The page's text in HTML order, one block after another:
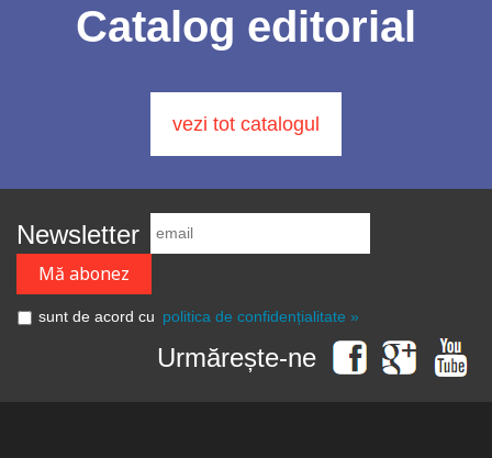
Catalog editorial
vezi tot catalogul
Newsletter
sunt de acord cu politica de confidențialitate »
Urmărește-ne